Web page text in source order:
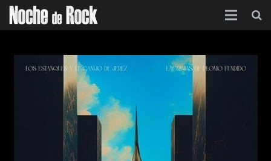
Categorías